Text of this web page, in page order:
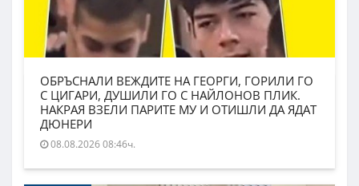
ОБРЪСНАЛИ ВЕЖДИТЕ НА ГЕОРГИ, ГОРИЛИ ГО
С ЦИГАРИ, ДУШИЛИ ГО С НАЙЛОНОВ ПЛИК.
НАКРАЯ ВЗЕЛИ ПАРИТЕ МУ И ОТИШЛИ ДА ЯДАТ
ДЮНЕРИ
08.08.2026 08:46ч.